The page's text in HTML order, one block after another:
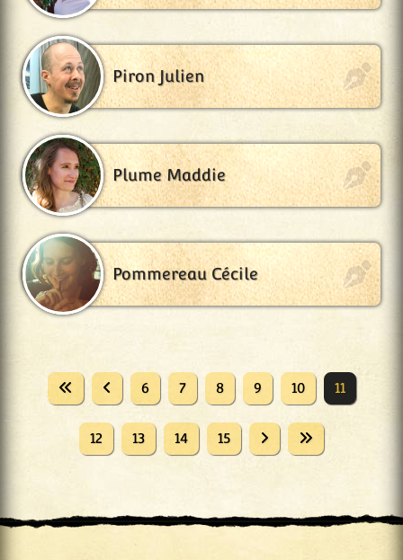
Piron Julien
Plume Maddie
Pommereau Cécile
6 7 8 9 10 11
12 13 14 15